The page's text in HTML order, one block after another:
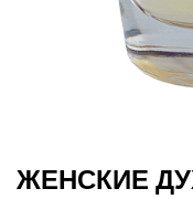
ЖЕНСКИЕ